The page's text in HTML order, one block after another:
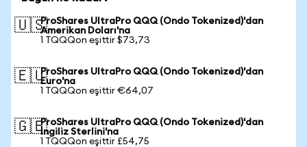
🇺🇸ProShares UltraPro QQQ (Ondo Tokenized)'dan
Amerikan Doları'na
1 TQQQon eşittir $73,73
🇪🇺ProShares UltraPro QQQ (Ondo Tokenized)'dan
Euro'na
1 TQQQon eşittir €64,07
🇬🇧ProShares UltraPro QQQ (Ondo Tokenized)'dan
İngiliz Sterlini'na
1 TQQQon eşittir £54,75